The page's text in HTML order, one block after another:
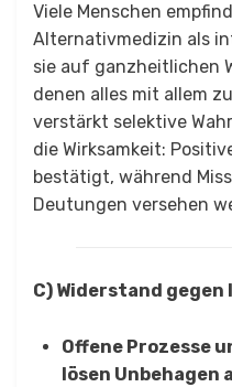
Viele Menschen
Alternativmedizin als
sie auf ganzheitlichen
denen alles mit allem
verstärkt selektive
die Wirksamkeit:
bestätigt, während
Deutungen versehen
C) Widerstand gegen
Offene Prozesse
lösen Unbehagen